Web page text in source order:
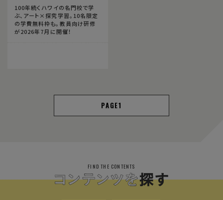
100年続くハワイの名門校で学
ぶ、アート×探究学習。10名限定
の学費無料枠も。教員向け研修
が2026年7月に開催！
1
FIND THE CONTENTS